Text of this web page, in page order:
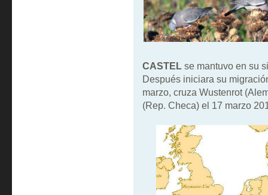
CASTELse mantuvo en su
Después iniciara su
marzo, cruza Wustenrot
(Rep. Checa) el 17 marzo